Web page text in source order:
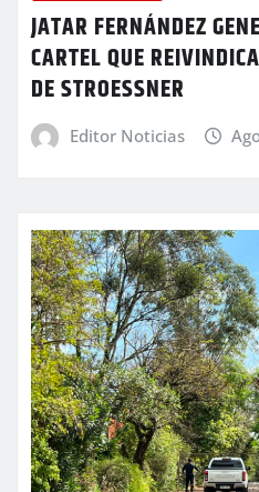
JATAR FERNÁNDEZ
CARTEL QUE
DE STROESSNER
Editor Noticias